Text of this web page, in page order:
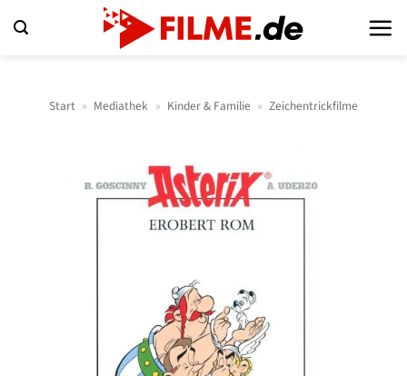
Inhalt
Start » Mediathek » Kinder & Familie » Zeichentrickfilme